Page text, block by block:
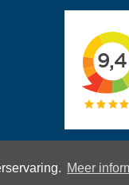
Meer